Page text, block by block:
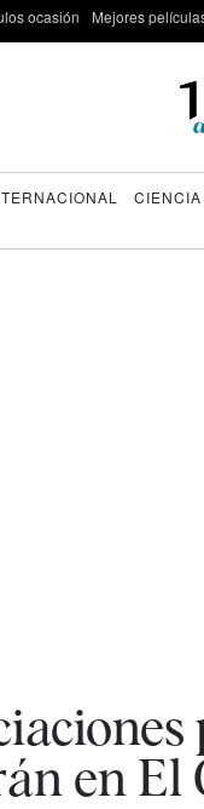
ocasión Mejores
CIENCIA
en El